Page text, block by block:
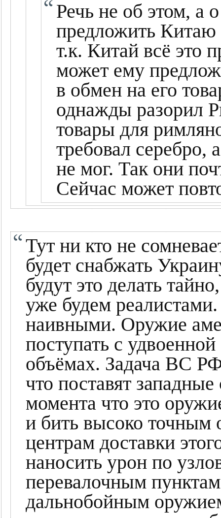
Речь не об этом, а
предложить Китаю
т.к. Китай всё это
может ему
в обмен на его
однажды разорил
товары для
требовал серебро,
не мог. Так они
Сейчас может
Тут ни кто не
будет снабжать
будут это делать
уже будем
наивными. Оружие
поступать с
объёмах. Задача ВС
что поставят
момента что это
и бить высоко точным
центрам доставки
наносить урон по
перевалочным
дальнобойным